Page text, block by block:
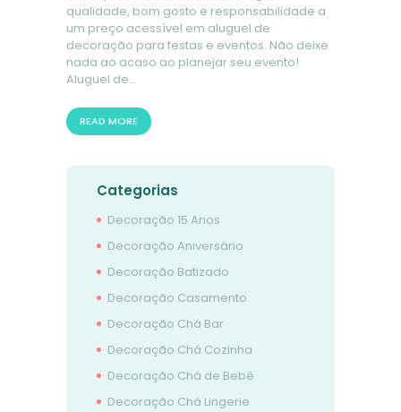
qualidade, bom gosto e responsabilidade a
um preço acessível em aluguel de
decoração para festas e eventos. Não deixe
nada ao acaso ao planejar seu evento!
Aluguel de…
READ MORE
Categorias
Decoração 15 Anos
Decoração Aniversário
Decoração Batizado
Decoração Casamento
Decoração Chá Bar
Decoração Chá Cozinha
Decoração Chá de Bebê
Decoração Chá Lingerie